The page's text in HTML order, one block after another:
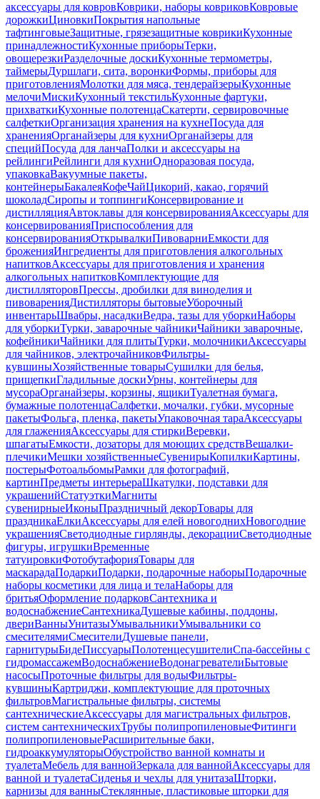
аксессуары для ковровКоврики, наборы ковриковКовровые
дорожкиЦиновкиПокрытия напольные
тафтинговыеЗащитные, грязезащитные коврикиКухонные
принадлежностиКухонные приборыТерки,
овощерезкиРазделочные доскиКухонные термометры,
таймерыДуршлаги, сита, воронкиФормы, приборы для
приготовленияМолотки для мяса, тендерайзерыКухонные
мелочиМискиКухонный текстильКухонные фартуки,
прихваткиКухонные полотенцаСкатерти, сервировочные
салфеткиОрганизация хранения на кухнеПосуда для
храненияОрганайзеры для кухниОрганайзеры для
специйПосуда для ланчаПолки и аксессуары на
рейлингиРейлинги для кухниОдноразовая посуда,
упаковкаВакуумные пакеты,
контейнерыБакалеяКофеЧайЦикорий, какао, горячий
шоколадСиропы и топпингиКонсервирование и
дистилляцияАвтоклавы для консервированияАксессуары для
консервированияПриспособления для
консервированияОткрывалкиПивоварниЕмкости для
броженияИнгредиенты для приготовления алкогольных
напитковАксессуары для приготовления и хранения
алкогольных напитковКомплектующие для
дистилляторовПрессы, дробилки для виноделия и
пивоваренияДистилляторы бытовыеУборочный
инвентарьШвабры, насадкиВедра, тазы для уборкиНаборы
для уборкиТурки, заварочные чайникиЧайники заварочные,
кофейникиЧайники для плитыТурки, молочникиАксессуары
для чайников, электрочайниковФильтры-
кувшиныХозяйственные товарыСушилки для белья,
прищепкиГладильные доскиУрны, контейнеры для
мусораОрганайзеры, корзины, ящикиТуалетная бумага,
бумажные полотенцаСалфетки, мочалки, губки, мусорные
пакетыФольга, пленка, пакетыУпаковочная тараАксессуары
для глаженияАксессуары для стиркиВеревки,
шпагатыЕмкости, дозаторы для моющих средствВешалки-
плечикиМешки хозяйственныеСувенирыКопилкиКартины,
постерыФотоальбомыРамки для фотографий,
картинПредметы интерьераШкатулки, подставки для
украшенийСтатуэткиМагниты
сувенирныеИконыПраздничный декорТовары для
праздникаЕлкиАксессуары для елей новогоднихНовогодние
украшенияСветодиодные гирлянды, декорацииСветодиодные
фигуры, игрушкиВременные
татуировкиФотобутафорияТовары для
маскарадаПодаркиПодарки, подарочные наборыПодарочные
наборы косметики для лица и телаНаборы для
бритьяОформление подарковСантехника и
водоснабжениеСантехникаДушевые кабины, поддоны,
двериВанныУнитазыУмывальникиУмывальники со
смесителямиСмесителиДушевые панели,
гарнитурыБидеПиссуарыПолотенцесушителиСпа-бассейны с
гидромассажемВодоснабжениеВодонагревателиБытовые
насосыПроточные фильтры для водыФильтры-
кувшиныКартриджи, комплектующие для проточных
фильтровМагистральные фильтры, системы
сантехническиеАксессуары для магистральных фильтров,
систем сантехническихТрубы полипропиленовыеФитинги
полипропиленовыеРасширительные баки,
гидроаккумуляторыОбустройство ванной комнаты и
туалетаМебель для ваннойЗеркала для ваннойАксессуары для
ванной и туалетаСиденья и чехлы для унитазаШторки,
карнизы для ванныСтеклянные, пластиковые шторки для